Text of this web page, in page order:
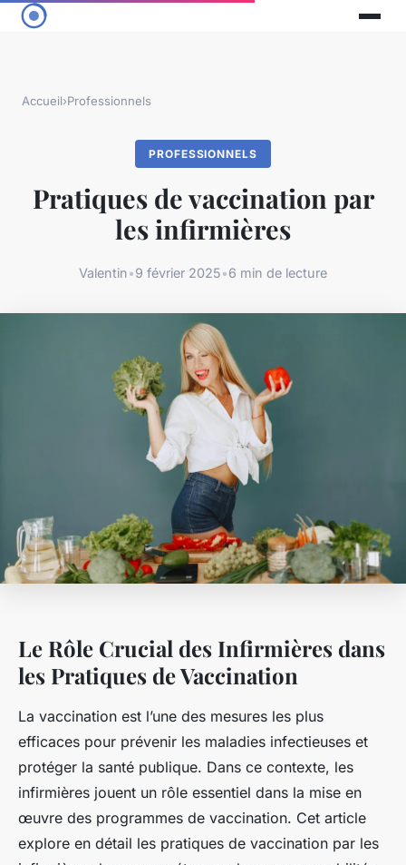
Accueil›Professionnels
PROFESSIONNELS
Pratiques de vaccination par
les infirmières
Valentin•9 février 2025•6 min de lecture
Le Rôle Crucial des Infirmières dans
les Pratiques de Vaccination
La vaccination est l’une des mesures les plus
efficaces pour prévenir les maladies infectieuses et
protéger la santé publique. Dans ce contexte, les
infirmières jouent un rôle essentiel dans la mise en
œuvre des programmes de vaccination. Cet article
explore en détail les pratiques de vaccination par les